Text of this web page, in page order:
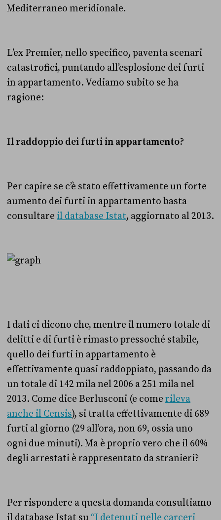
Mediterraneo meridionale.
L’ex Premier, nello specifico, paventa scenari
catastrofici, puntando all’esplosione dei furti
in appartamento. Vediamo subito se ha
ragione:
Il raddoppio dei furti in appartamento?
Per capire se c’è stato effettivamente un forte
aumento dei furti in appartamento basta
consultare il database Istat, aggiornato al 2013.
I dati ci dicono che, mentre il numero totale di
delitti e di furti è rimasto pressoché stabile,
quello dei furti in appartamento è
effettivamente quasi raddoppiato, passando da
un totale di 142 mila nel 2006 a 251 mila nel
2013. Come dice Berlusconi (e come rileva
anche il Censis), si tratta effettivamente di 689
furti al giorno (29 all’ora, non 69, ossia uno
ogni due minuti). Ma è proprio vero che il 60%
degli arrestati è rappresentato da stranieri?
Per rispondere a questa domanda consultiamo
il database Istat su “I detenuti nelle carceri